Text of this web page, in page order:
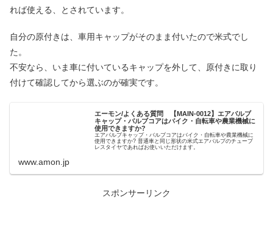
れば使える、とされています。
自分の原付きは、車用キャップがそのまま付いたので米式でし
た。
不安なら、いま車に付いているキャップを外して、原付きに取り
付けて確認してから選ぶのが確実です。
エーモン/よくある質問 【MAIN-0012】エアバルブ
キャップ・バルブコアはバイク・自転車や農業機械に
使用できますか?
エアバルブキャップ・バルブコアはバイク・自転車や農業機械に
使用できますか? 普通車と同じ形状の米式エアバルブのチューブ
レスタイヤであればお使いいただけます。
www.amon.jp
スポンサーリンク